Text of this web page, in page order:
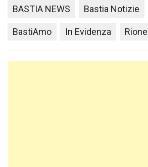
BASTIA NEWS Bastia Notizie
BastiAmo In Evidenza